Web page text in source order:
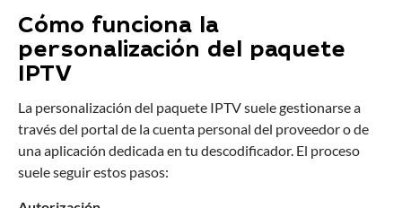
Cómo funciona la
personalización del paquete
IPTV
La personalización del paquete IPTV suele gestionarse a
través del portal de la cuenta personal del proveedor o de
una aplicación dedicada en tu descodificador. El proceso
suele seguir estos pasos: